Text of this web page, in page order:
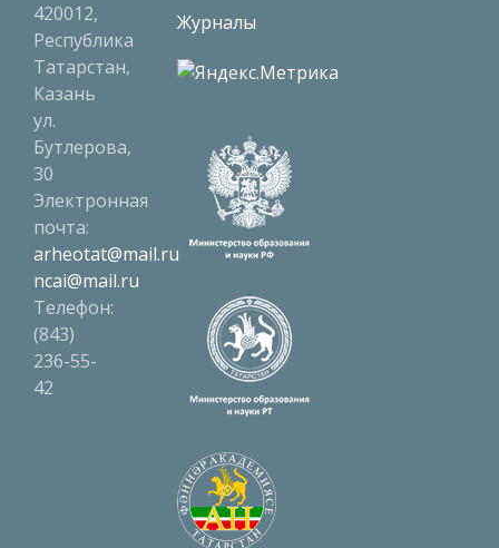
420012,
Республика
Татарстан,
Казань
ул.
Бутлерова,
30
Электронная
почта:
arheotat@mail.ru
ncai@mail.ru
Телефон:
(843)
236-55-
42
Журналы